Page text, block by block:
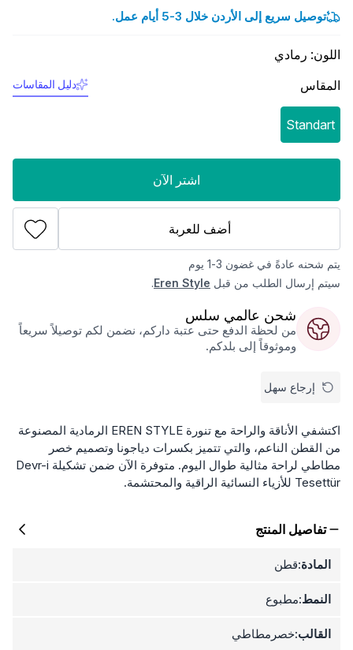
توصيل سريع إلى الأردن خلال 3-5 أيام عمل.
اللون: رمادي
المقاس
دليل المقاسات
Standart
اشتر الآن
أضف للعربة
يتم شحنه عادةً في غضون 3-1 يوم
سيتم إرسال الطلب من قبل Eren Style
.
شحن عالمي سلس
من لحظة الدفع حتى عتبة داركم، نضمن لكم توصيلاً سريعاً
وموثوقاً إلى بلدكم.
إرجاع سهل
اكتشفي الأناقة والراحة مع تنورة EREN STYLE الرمادية المصنوعة
من القطن الناعم، والتي تتميز بكسرات دياجونا وتصميم خصر
مطاطي لراحة مثالية طوال اليوم. متوفرة الآن ضمن تشكيلة Devr-i
Tesettür للأزياء النسائية الراقية والمحتشمة.
تفاصيل المنتج
المادة:قطن
النمط:مطبوع
القالب:خصرمطاطي